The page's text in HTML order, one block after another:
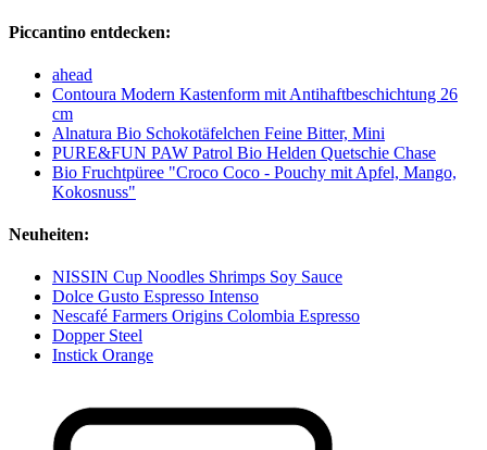
Piccantino entdecken:
ahead
Contoura Modern Kastenform mit Antihaftbeschichtung 26
cm
Alnatura Bio Schokotäfelchen Feine Bitter, Mini
PURE&FUN PAW Patrol Bio Helden Quetschie Chase
Bio Fruchtpüree "Croco Coco - Pouchy mit Apfel, Mango,
Kokosnuss"
Neuheiten:
NISSIN Cup Noodles Shrimps Soy Sauce
Dolce Gusto Espresso Intenso
Nescafé Farmers Origins Colombia Espresso
Dopper Steel
Instick Orange